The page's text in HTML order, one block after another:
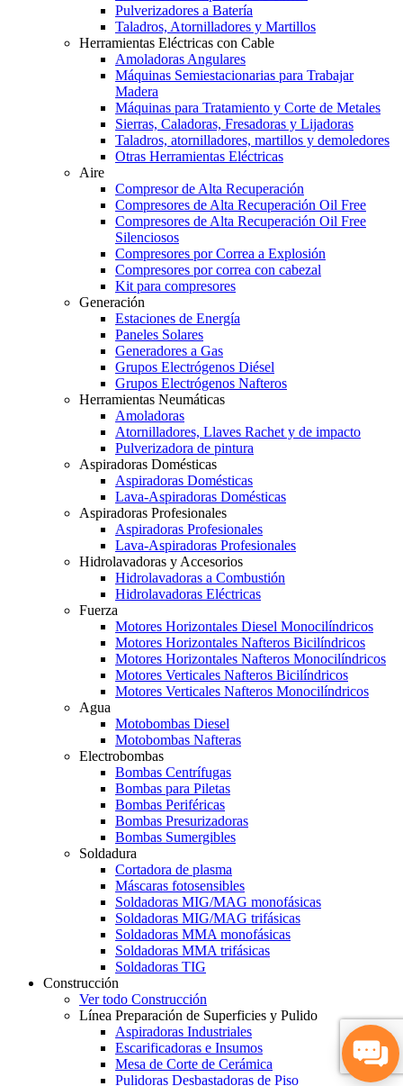
Pulverizadores a Batería
Taladros, Atornilladores y Martillos
Herramientas Eléctricas con Cable
Amoladoras Angulares
Máquinas Semiestacionarias para Trabajar
Madera
Máquinas para Tratamiento y Corte de Metales
Sierras, Caladoras, Fresadoras y Lijadoras
Taladros, atornilladores, martillos y demoledores
Otras Herramientas Eléctricas
Aire
Compresor de Alta Recuperación
Compresores de Alta Recuperación Oil Free
Compresores de Alta Recuperación Oil Free
Silenciosos
Compresores por Correa a Explosión
Compresores por correa con cabezal
Kit para compresores
Generación
Estaciones de Energía
Paneles Solares
Generadores a Gas
Grupos Electrógenos Diésel
Grupos Electrógenos Nafteros
Herramientas Neumáticas
Amoladoras
Atornilladores, Llaves Rachet y de impacto
Pulverizadora de pintura
Aspiradoras Domésticas
Aspiradoras Domésticas
Lava-Aspiradoras Domésticas
Aspiradoras Profesionales
Aspiradoras Profesionales
Lava-Aspiradoras Profesionales
Hidrolavadoras y Accesorios
Hidrolavadoras a Combustión
Hidrolavadoras Eléctricas
Fuerza
Motores Horizontales Diesel Monocilíndricos
Motores Horizontales Nafteros Bicilíndricos
Motores Horizontales Nafteros Monocilíndricos
Motores Verticales Nafteros Bicilíndricos
Motores Verticales Nafteros Monocilíndricos
Agua
Motobombas Diesel
Motobombas Nafteras
Electrobombas
Bombas Centrífugas
Bombas para Piletas
Bombas Periféricas
Bombas Presurizadoras
Bombas Sumergibles
Soldadura
Cortadora de plasma
Máscaras fotosensibles
Soldadoras MIG/MAG monofásicas
Soldadoras MIG/MAG trifásicas
Soldadoras MMA monofásicas
Soldadoras MMA trifásicas
Soldadoras TIG
Construcción
Ver todo Construcción
Línea Preparación de Superficies y Pulido
Aspiradoras Industriales
Escarificadoras e Insumos
Mesa de Corte de Cerámica
Pulidoras Desbastadoras de Piso